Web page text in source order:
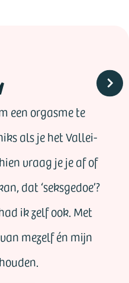
een orgasme te
als je het Vallei-
vraag je je af of
dat ‘seksgedoe’?
ik zelf ook. Met
mezelf én mijn